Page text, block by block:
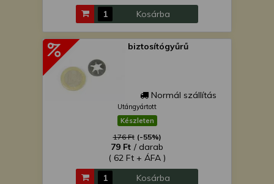
Kosárba
biztosítógyűrű
Normál szállítás
Utángyártott
Készleten
176 Ft (-55%)
79 Ft / darab
( 62 Ft + ÁFA )
Kosárba